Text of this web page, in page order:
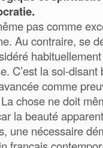
pas comme
Au contraire, se
C’est la soi-
comme
chose ne doit
la beauté
une nécessaire